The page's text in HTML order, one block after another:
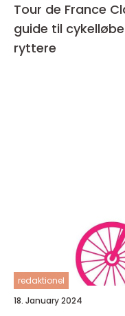
Tour de France
guide til
ryttere
redaktionel
18. January 2024